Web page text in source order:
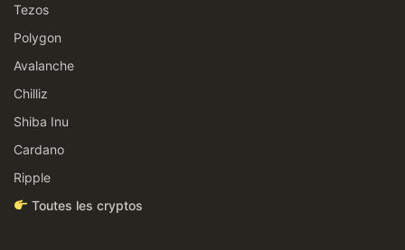
Tezos
Polygon
Avalanche
Chilliz
Shiba Inu
Cardano
Ripple
Toutes les cryptos